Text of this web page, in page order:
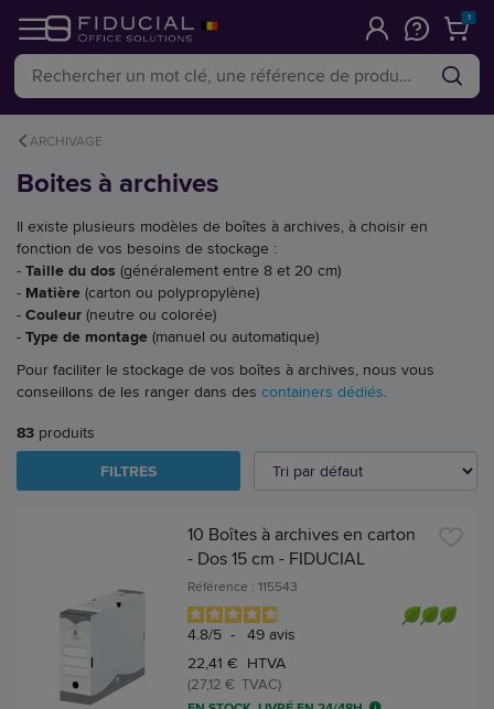
1
ARCHIVAGE
Boites à archives
Il existe plusieurs modèles de boîtes à archives, à choisir en
fonction de vos besoins de stockage :
- Taille du dos (généralement entre 8 et 20 cm)
- Matière (carton ou polypropylène)
- Couleur (neutre ou colorée)
- Type de montage (manuel ou automatique)
Pour faciliter le stockage de vos boîtes à archives, nous vous
conseillons de les ranger dans des containers dédiés.
83 produits
FILTRES
10 Boîtes à archives en carton
- Dos 15 cm - FIDUCIAL
Référence : 115543
4.8/5 - 49 avis
22,41 € HTVA
(27,12 € TVAC)